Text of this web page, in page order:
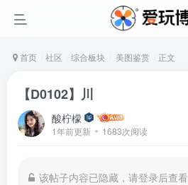
首页 社区 综合板块 美图鉴赏 正文
【D0102】川
酸柠檬
1年前更新 1683次阅读
该帖子内容已隐藏，请登录后查看